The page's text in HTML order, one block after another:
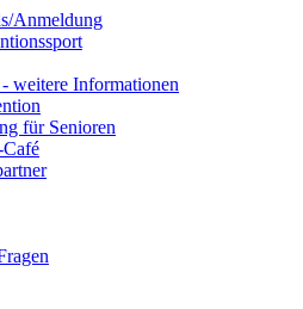
Anmeldung
weitere Informationen
für Senioren
Café